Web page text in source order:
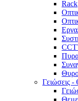
Rack
Γειώσεις -